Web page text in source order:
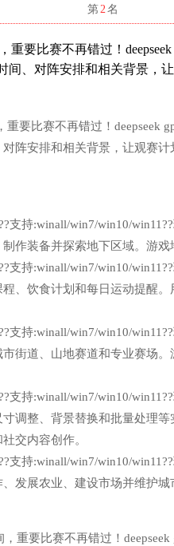
第2名
重要比赛不再错过！
间、对阵安排和相关背景，
重要比赛不再错过！deepseek
阵安排和相关背景，让观赛计
支持:winall/win7/win10/
作装备并探索地下区域。游
支持:winall/win7/win10/
、饮食计划和每日运动提醒
支持:winall/win7/win10/
街道、山地赛道和专业赛场
支持:winall/win7/win10/
调整、背景替换和批量处理
交内容创作。
支持:winall/win7/win10/
发展农业、建设市场并维护
重要比赛不再错过！